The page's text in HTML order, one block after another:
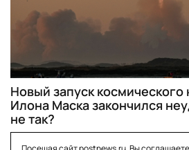
Новый запуск
Илона Маска закончился
не так?